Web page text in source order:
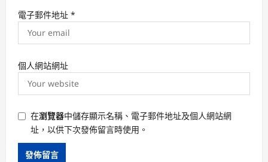
電子郵件地址 *
個人網站網址
在瀏覽器中儲存顯示名稱、電子郵件地址及個人網站網
址，以供下次發佈留言時使用。